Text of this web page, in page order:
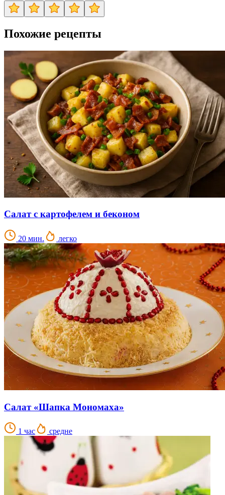
Похожие рецепты
Салат с картофелем и беконом
20 мин. легко
Салат «Шапка Мономаха»
1 час средне